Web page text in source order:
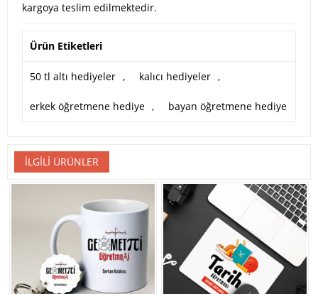
kargoya teslim edilmektedir.
Ürün Etiketleri
50 tl altı hediyeler , kalıcı hediyeler ,
erkek öğretmene hediye , bayan öğretmene hediye
İLGILI ÜRÜNLER